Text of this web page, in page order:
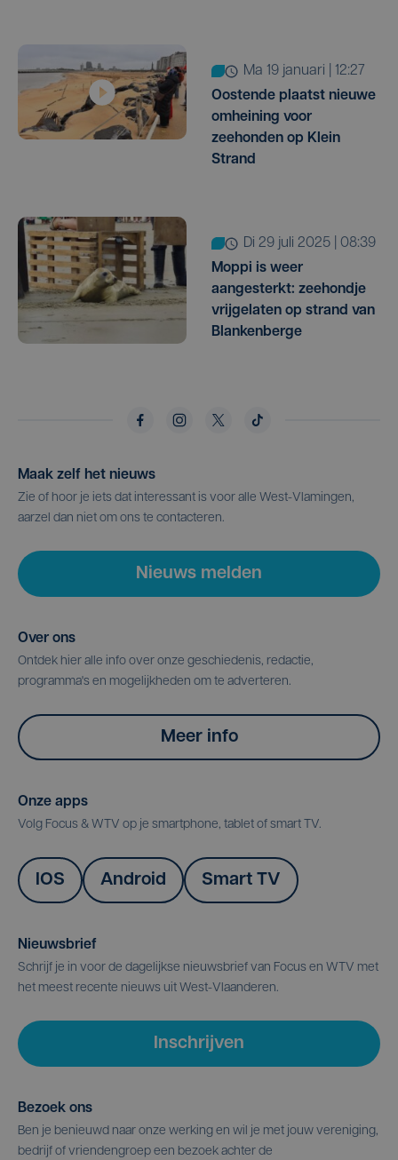
ma 19 januari | 12:27
Oostende plaatst nieuwe
omheining voor
zeehonden op Klein
Strand
di 29 juli 2025 | 08:39
Moppi is weer
aangesterkt: zeehondje
vrijgelaten op strand van
Blankenberge
Maak zelf het nieuws
Zie of hoor je iets dat interessant is voor alle West-Vlamingen,
aarzel dan niet om ons te contacteren.
Nieuws melden
Over ons
Ontdek hier alle info over onze geschiedenis, redactie,
programma's en mogelijkheden om te adverteren.
Meer info
Onze apps
Volg Focus & WTV op je smartphone, tablet of smart TV.
IOS Android Smart TV
Nieuwsbrief
Schrijf je in voor de dagelijkse nieuwsbrief van Focus en WTV met
het meest recente nieuws uit West-Vlaanderen.
Inschrijven
Bezoek ons
Ben je benieuwd naar onze werking en wil je met jouw vereniging,
bedrijf of vriendengroep een bezoek achter de